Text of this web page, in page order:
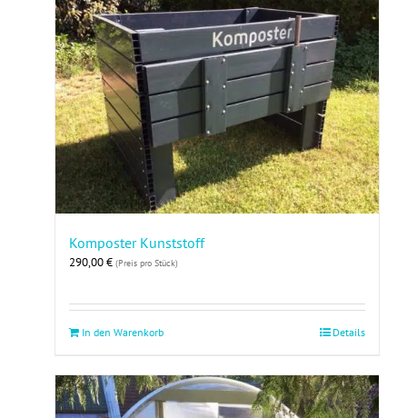
Komposter Kunststoff
290,00€ (Preis pro Stück)
In den Warenkorb Details